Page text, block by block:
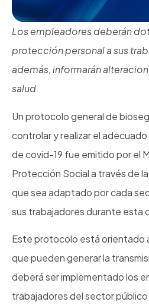
Los empleadores deberán
protección personal a sus
además, informarán
salud.
Un protocolo general de
controlar y realizar el
de covid-19 fue emitido por el
Protección Social a través de
que sea adaptado por cada
sus trabajadores durante esta
Este protocolo está orientado
que pueden generar la
deberá ser implementado los
trabajadores del sector